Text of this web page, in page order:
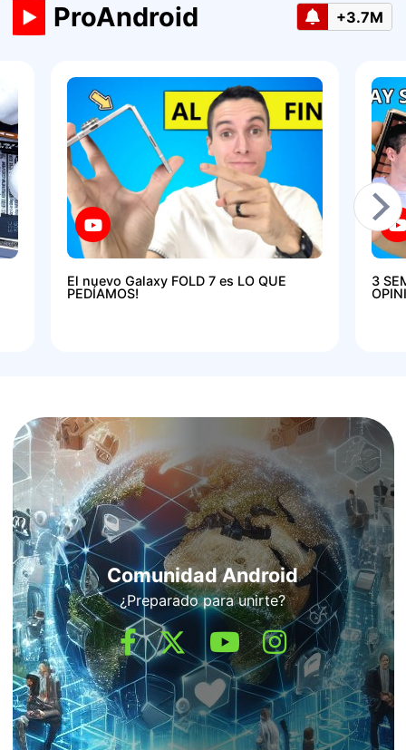
ProAndroid +3.7M
El nuevo Galaxy FOLD 7 es LO QUE
PEDÍAMOS!
3
Comunidad Android
¿Preparado para unirte?